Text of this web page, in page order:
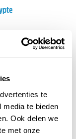
te
te bieden
Ook delen we
met onze
vind je unieke
VIA DE MAIL
DELEN OP PINTEREST
DELEN OP